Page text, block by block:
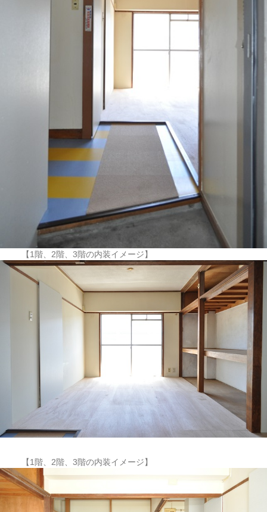
【1階、2階、3階の内装イメージ】
【1階、2階、3階の内装イメージ】